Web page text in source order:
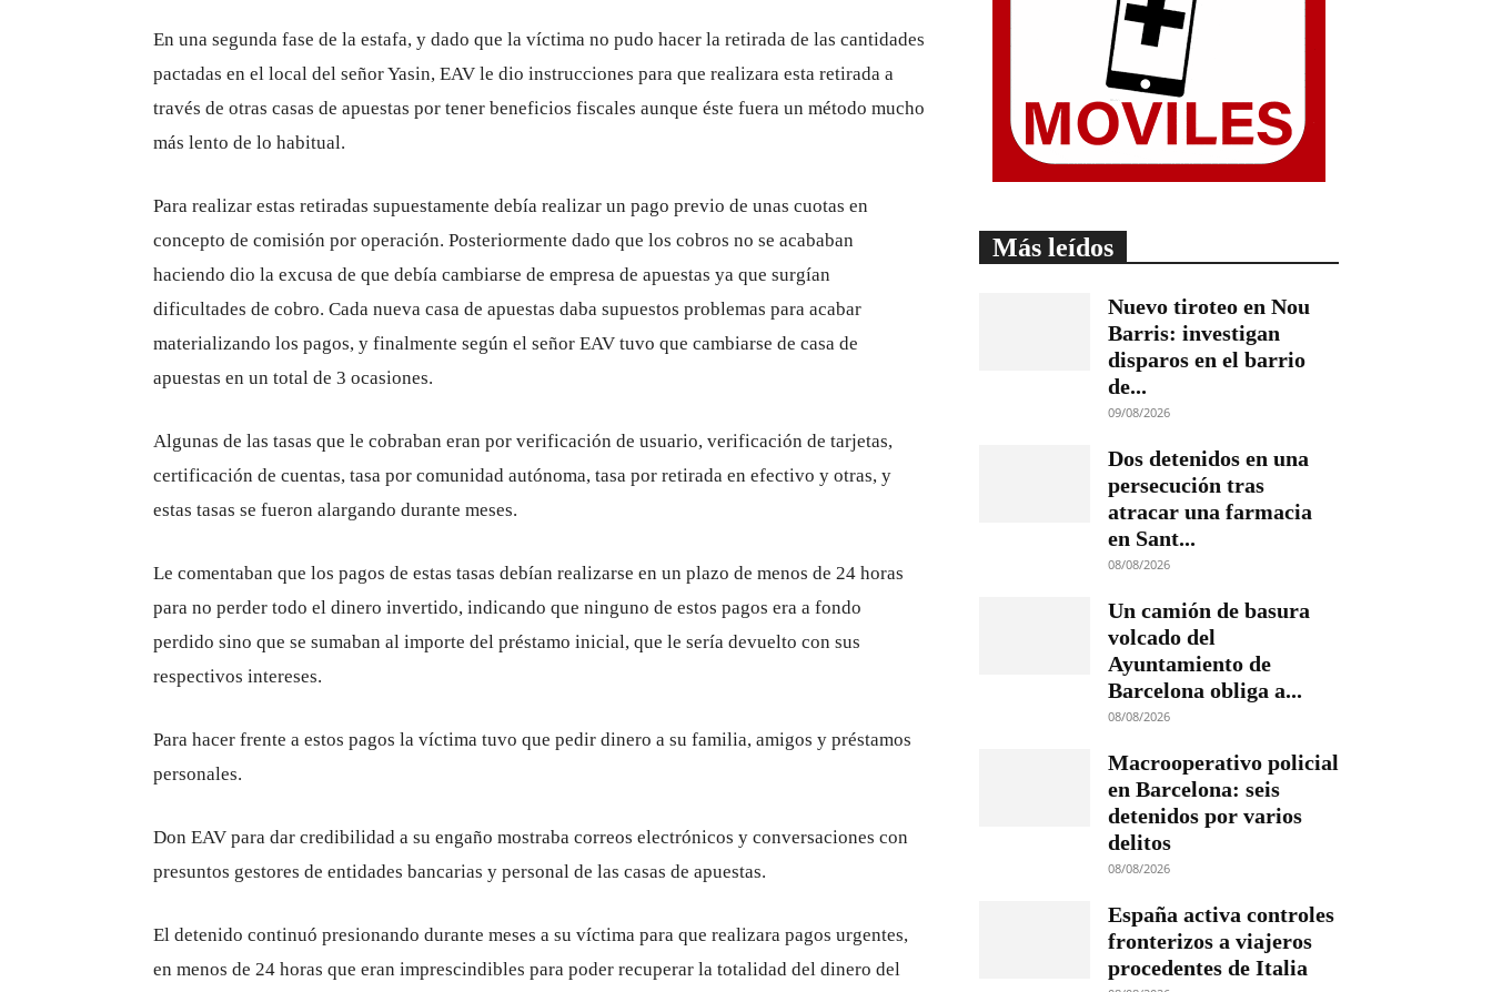
En una segunda fase de la estafa, y dado que la víctima no pudo hacer la retirada de las cantidades
pactadas en el local del señor Yasin, EAV le dio instrucciones para que realizara esta retirada a
través de otras casas de apuestas por tener beneficios fiscales aunque éste fuera un método mucho
más lento de lo habitual.
Para realizar estas retiradas supuestamente debía realizar un pago previo de unas cuotas en
concepto de comisión por operación. Posteriormente dado que los cobros no se acababan
haciendo dio la excusa de que debía cambiarse de empresa de apuestas ya que surgían
dificultades de cobro. Cada nueva casa de apuestas daba supuestos problemas para acabar
materializando los pagos, y finalmente según el señor EAV tuvo que cambiarse de casa de
apuestas en un total de 3 ocasiones.
Algunas de las tasas que le cobraban eran por verificación de usuario, verificación de tarjetas,
certificación de cuentas, tasa por comunidad autónoma, tasa por retirada en efectivo y otras, y
estas tasas se fueron alargando durante meses.
Le comentaban que los pagos de estas tasas debían realizarse en un plazo de menos de 24 horas
para no perder todo el dinero invertido, indicando que ninguno de estos pagos era a fondo
perdido sino que se sumaban al importe del préstamo inicial, que le sería devuelto con sus
respectivos intereses.
Para hacer frente a estos pagos la víctima tuvo que pedir dinero a su familia, amigos y préstamos
personales.
Don EAV para dar credibilidad a su engaño mostraba correos electrónicos y conversaciones con
presuntos gestores de entidades bancarias y personal de las casas de apuestas.
El detenido continuó presionando durante meses a su víctima para que realizara pagos urgentes,
en menos de 24 horas que eran imprescindibles para poder recuperar la totalidad del dinero del
Más leídos
Nuevo tiroteo en Nou
Barris: investigan
disparos en el barrio
de...
09/08/2026
Dos detenidos en una
persecución tras
atracar una farmacia
en Sant...
08/08/2026
Un camión de basura
volcado del
Ayuntamiento de
Barcelona obliga a...
08/08/2026
Macrooperativo policial
en Barcelona: seis
detenidos por varios
delitos
08/08/2026
España activa controles
fronterizos a viajeros
procedentes de Italia